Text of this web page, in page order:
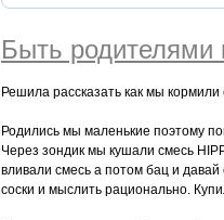
Быть родителями
Решила рассказать как мы
Родились мы маленькие поэтому
Через зондик мы кушали смесь
вливали смесь а потом бац и
соски и мыслить рационально.